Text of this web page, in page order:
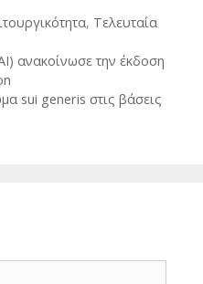
, Τελευταία
ανακοίνωσε την έκδοση
sui generis στις βάσεις